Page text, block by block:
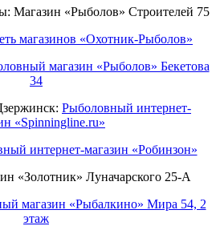
Магазин «Рыболов» Строителей 75
магазинов «Охотник-Рыболов»
магазин «Рыболов» Бекетова
34
Рыболовный интернет-
«Spinningline.ru»
интернет-магазин «Робинзон»
«Золотник» Луначарского 25-А
магазин «Рыбалкино» Мира 54, 2
этаж